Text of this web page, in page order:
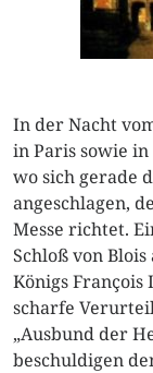
In der Nacht
in Paris sowie
wo sich gerade
angeschlagen,
Messe richtet.
Schloß von
Königs François
scharfe
„Ausbund der
beschuldigen